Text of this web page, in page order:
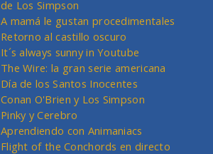
de Los Simpson
A mamá le gustan procedimentales
Retorno al castillo oscuro
It´s always sunny in Youtube
The Wire: la gran serie americana
Día de los Santos Inocentes
Conan O'Brien y Los Simpson
Pinky y Cerebro
Aprendiendo con Animaniacs
Flight of the Conchords en directo